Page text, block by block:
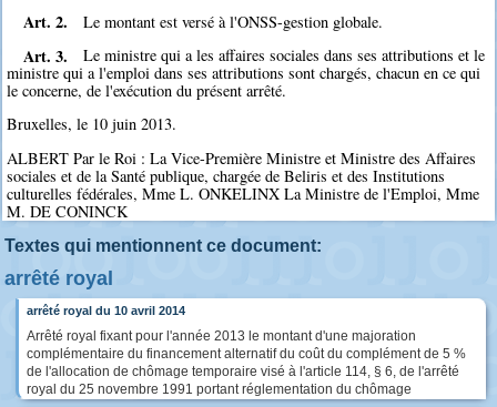
Art. 2. Le montant est versé à l'ONSS-gestion globale.
Art. 3.
Le ministre qui a les affaires sociales dans ses attributions et le
ministre qui a l'emploi dans ses attributions sont chargés, chacun en ce qui
le concerne, de l'exécution du présent arrêté.
Bruxelles, le 10 juin 2013.
ALBERT Par le Roi : La Vice-Première Ministre et Ministre des Affaires
sociales et de la Santé publique, chargée de Beliris et des Institutions
culturelles fédérales, Mme L. ONKELINX La Ministre de l'Emploi, Mme
M. DE CONINCK
Textes qui mentionnent ce document:
arrêté royal
arrêté royal du 10 avril 2014
Arrêté royal fixant pour l'année 2013 le montant d'une majoration
complémentaire du financement alternatif du coût du complément de 5 %
de l'allocation de chômage temporaire visé à l'article 114, § 6, de l'arrêté
royal du 25 novembre 1991 portant réglementation du chômage